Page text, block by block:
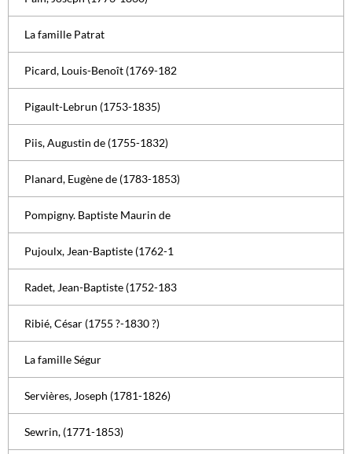
La famille Patrat
Picard, Louis-Benoît (1769-182
Pigault-Lebrun (1753-1835)
Piis, Augustin de (1755-1832)
Planard, Eugène de (1783-1853)
Pompigny. Baptiste Maurin de
Pujoulx, Jean-Baptiste (1762-1
Radet, Jean-Baptiste (1752-183
Ribié, César (1755 ?-1830 ?)
La famille Ségur
Servières, Joseph (1781-1826)
Sewrin, (1771-1853)